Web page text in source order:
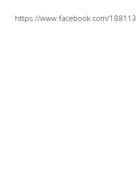
https://www.facebook.com/